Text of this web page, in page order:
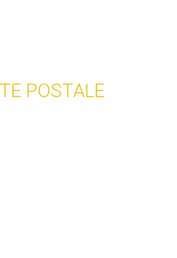
POSTALE